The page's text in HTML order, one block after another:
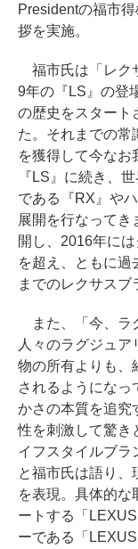
Presidentの福市
拶を実施。
福市氏は「レク
9年の『LS』の登
の歴史をスタート
た。それまでの常
を獲得して今なお
『LS』に続き、
である『RX』や
展開を行なってき
開し、2016年に
を超え、ともに過
までのレクサスブ
また、「今、ラ
人々のラグジュア
物の所有よりも、
されるようになっ
かさの本質を追究
性を刺激して驚き
イフスタイルブラ
と福市氏は語り、
を表現。具体的な
ートする「
ーである「